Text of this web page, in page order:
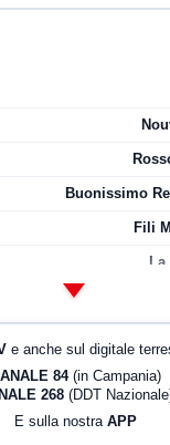
Buonissimo
Fili
La
e anche sul digitale
84 (in Campania)
268 (DDT
E sulla nostra APP